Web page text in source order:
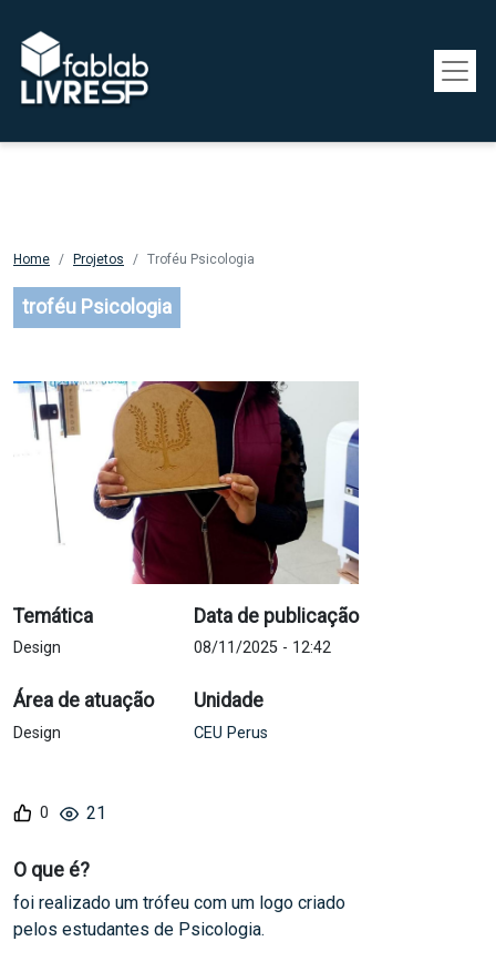
Home Projetos Troféu Psicologia
troféu Psicologia
Temática
Design
Área de atuação
Design
Data de publicação
08/11/2025 - 12:42
Unidade
CEU Perus
21
O que é?
foi realizado um trófeu com um logo criado
pelos estudantes de Psicologia.